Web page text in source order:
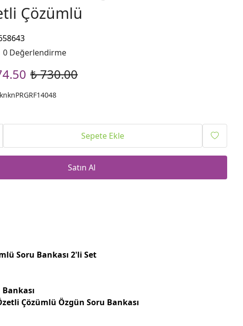
Çözümlü
0 Değerlendirme
₺ 730.00
Sepete Ekle
Satın Al
Soru Bankası 2'li Set
Çözümlü Özgün Soru Bankası